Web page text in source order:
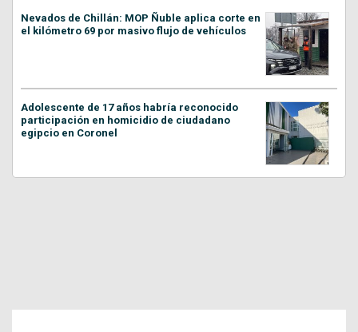
Nevados de Chillán: MOP Ñuble aplica corte en
el kilómetro 69 por masivo flujo de vehículos
Adolescente de 17 años habría reconocido
participación en homicidio de ciudadano
egipcio en Coronel